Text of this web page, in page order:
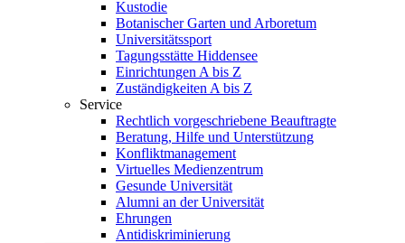
Kustodie
Botanischer Garten und Arboretum
Universitätssport
Tagungsstätte Hiddensee
Einrichtungen A bis Z
Zuständigkeiten A bis Z
Service
Rechtlich vorgeschriebene Beauftragte
Beratung, Hilfe und Unterstützung
Konfliktmanagement
Virtuelles Medienzentrum
Gesunde Universität
Alumni an der Universität
Ehrungen
Antidiskriminierung